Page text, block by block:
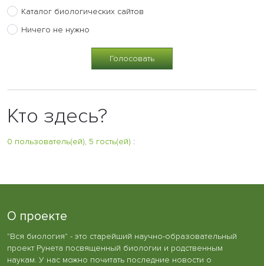
Каталог биологических сайтов
Ничего не нужно
Кто здесь?
0 пользователь(ей), 5 гость(ей) :
О проекте
"Вся биология" - это старейший научно-образовательный
проект Рунета посвященный биологии и родственным
наукам. У нас можно почитать последние новости о